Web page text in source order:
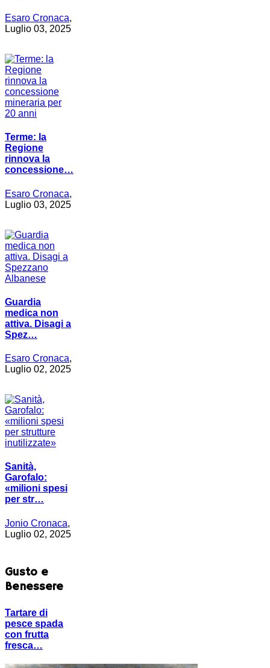
Esaro Cronaca,
Luglio 03, 2025
Terme: la
Regione
rinnova la
concessione…
Esaro Cronaca,
Luglio 03, 2025
Guardia
medica non
attiva. Disagi a
Spez…
Esaro Cronaca,
Luglio 02, 2025
Sanità,
Garofalo:
«milioni spesi
per str…
Jonio Cronaca,
Luglio 02, 2025
Gusto e
Benessere
Tartare di
pesce spada
con frutta
fresca…